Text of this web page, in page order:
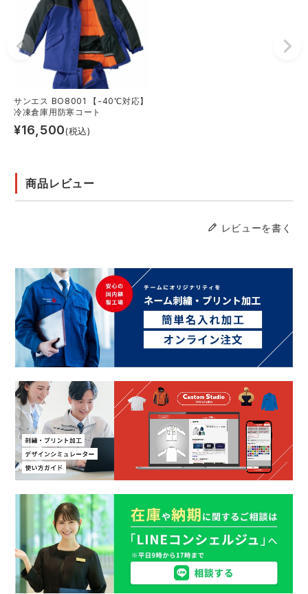
サンエス BO8001 【-40℃対応】
冷凍倉庫用防寒コート
¥16,500(税込)
商品レビュー
レビューを書く